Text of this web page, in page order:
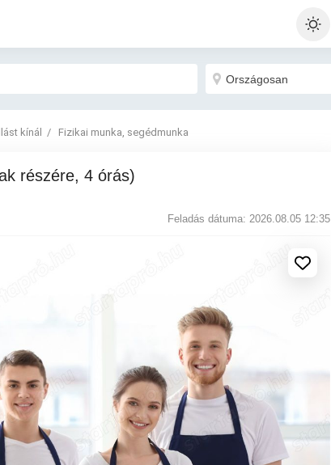
kínál Fizikai munka, segédmunka
részére, 4 órás)
Feladás dátuma: 2026.08.05 12:35